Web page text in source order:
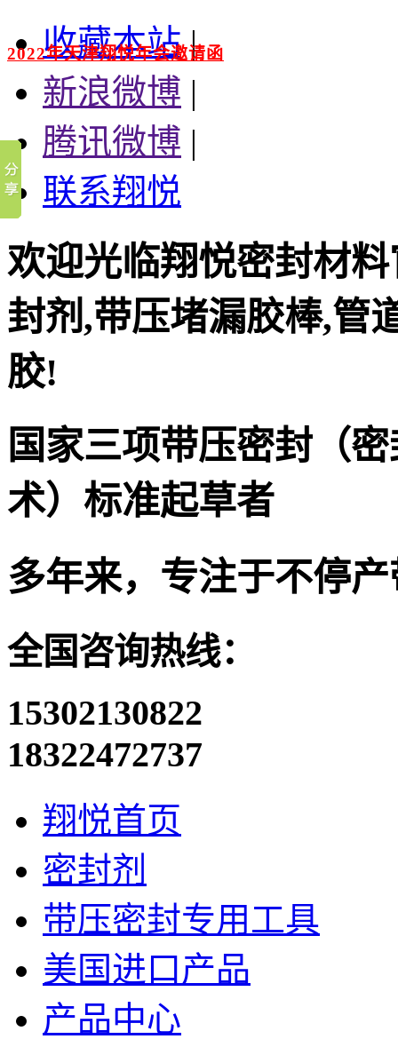
2022年天津翔悦年会邀请函
收藏本站|
新浪微博 |
腾讯微博 |
联系翔悦
欢迎光临翔悦密封材
封剂,带压堵漏胶棒,管
胶!
国家三项带压密封（
术）标准起草者
多年来，专注于不停
全国咨询热线：
15302130822
18322472737
翔悦首页
密封剂
带压密封专用工具
美国进口产品
产品中心